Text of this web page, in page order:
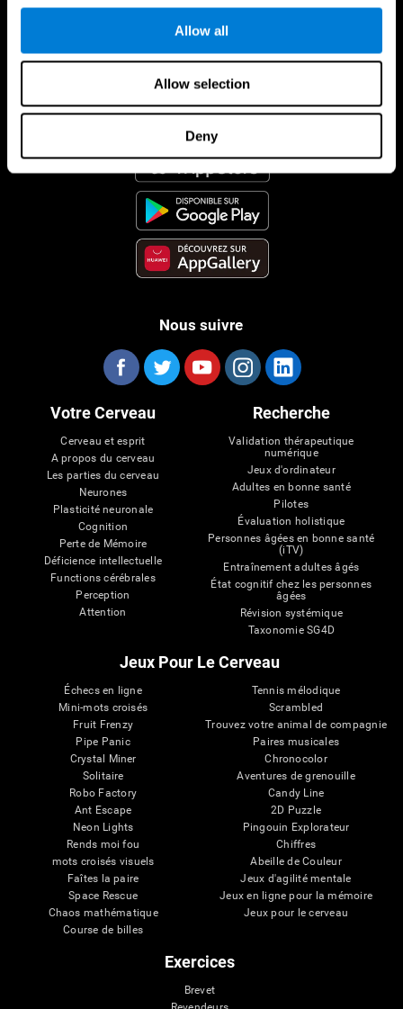
Allow all
Allow selection
Deny
App CogniFit
Nous suivre
Votre Cerveau
Cerveau et esprit
A propos du cerveau
Les parties du cerveau
Neurones
Plasticité neuronale
Cognition
Perte de Mémoire
Déficience intellectuelle
Functions cérébrales
Perception
Attention
Recherche
Validation thérapeutique
numérique
Jeux d'ordinateur
Adultes en bonne santé
Pilotes
Évaluation holistique
Personnes âgées en bonne santé
(iTV)
Entraînement adultes âgés
État cognitif chez les personnes
âgées
Révision systémique
Taxonomie SG4D
Jeux Pour Le Cerveau
Échecs en ligne
Mini-mots croisés
Fruit Frenzy
Pipe Panic
Crystal Miner
Solitaire
Robo Factory
Ant Escape
Neon Lights
Rends moi fou
mots croisés visuels
Faîtes la paire
Space Rescue
Chaos mathématique
Course de billes
Tennis mélodique
Scrambled
Trouvez votre animal de compagnie
Paires musicales
Chronocolor
Aventures de grenouille
Candy Line
2D Puzzle
Pingouin Explorateur
Chiffres
Abeille de Couleur
Jeux d'agilité mentale
Jeux en ligne pour la mémoire
Jeux pour le cerveau
Exercices
Brevet